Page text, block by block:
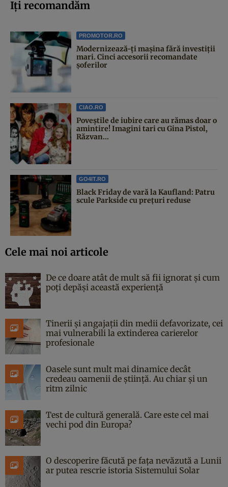
Iți recomandăm
PROMOTOR.RO
Modernizează-ți mașina fără investiții
mari. Cinci accesorii recomandate
șoferilor
CIAO.RO
Poveştile de iubire care au rămas doar o
amintire! Imagini tari cu Gina Pistol,
Răzvan...
GO4IT.RO
Black Friday de vară la Kaufland: Patru
scule Parkside cu prețuri reduse
Cele mai noi articole
De ce doare atât de mult să fii ignorat și cum
poți depăși această experiență
Tinerii și angajații din medii defavorizate, cei
mai vulnerabili la extinderea carierelor
profesionale
Oasele sunt mult mai dinamice decât
credeau oamenii de știință. Au chiar și un
ritm zilnic
Test de cultură generală. Care este cel mai
vechi pod din Europa?
O descoperire făcută pe fața nevăzută a Lunii
ar putea rescrie istoria Sistemului Solar